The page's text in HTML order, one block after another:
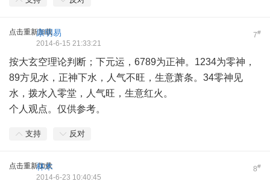
点击重新加载 7#
康明易
2014-6-15 21:33:21
按大玄空理论判断；下元运，6789为正神。1234为零神，
89方见水，正神下水，人气不旺，生意萧条。34零神见
水，拨水入零堂，人气旺，生意红火。
个人观点。仅供参考。
支持 反对
点击重新加载 8#
林木
2014-6-23 10:40:45